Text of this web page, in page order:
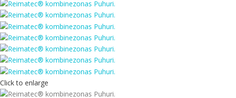
Click to enlarge